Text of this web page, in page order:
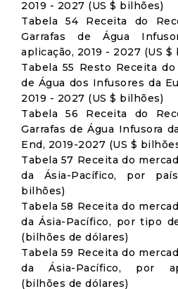
2019 - 2027 (US $ bilhões)
Tabela 54 Receita do
Garrafas de Água
aplicação, 2019 - 2027 (US $
Tabela 55 Resto Receita
de Água dos Infusores da
2019 - 2027 (US $ bilhões)
Tabela 56 Receita do
Garrafas de Água Infusora
End, 2019-2027 (US $
Tabela 57 Receita do
da Ásia-Pacífico, por
bilhões)
Tabela 58 Receita do
da Ásia-Pacífico, por tipo
(bilhões de dólares)
Tabela 59 Receita do
da Ásia-Pacífico, por
(bilhões de dólares)